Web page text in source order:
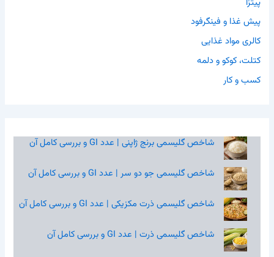
پیش غذا و فینگرفود
کالری مواد غذایی
کتلت، کوکو و دلمه
کسب و کار
شاخص گلیسمی برنج ژاپنی | عدد GI و بررسی کامل آن
شاخص گلیسمی جو دو سر | عدد GI و بررسی کامل آن
شاخص گلیسمی ذرت مکزیکی | عدد GI و بررسی کامل آن
شاخص گلیسمی ذرت | عدد GI و بررسی کامل آن